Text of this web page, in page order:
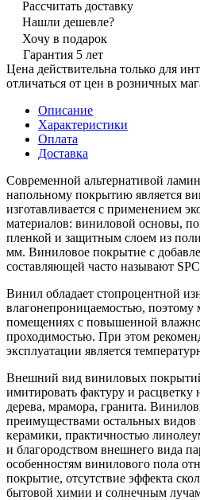
Рассчитать доставку
Нашли дешевле?
Хочу в подарок
Гарантия 5 лет
Цена действительна только для
отличаться от цен в розничных
Описание
Характеристики
Оплата
Доставка
Современной альтернативой
напольному покрытию является
изготавливается с применением
материалов: виниловой основы,
пленкой и защитным слоем из
мм. Виниловое покрытие с
составляющей часто называют
Винил обладает стопроцентной
влагонепроницаемостью, поэтому
помещениях с повышенной
проходимостью. При этом
эксплуатации является
Внешний вид виниловых
имитировать фактуру и
дерева, мрамора, гранита.
преимуществами остальных
керамики, практичностью
и благородством внешнего вида
особенностям винилового пола
покрытие, отсутствие эффекта
бытовой химии и солнечным